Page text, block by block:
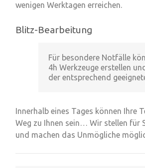
wenigen Werktagen erreichen.
Blitz-Bearbeitung
Für besondere Notfälle
4h Werkzeuge erstellen
der entsprechend
Innerhalb eines Tages können Ihre
Weg zu Ihnen sein… Wir stellen für
und machen das Unmögliche